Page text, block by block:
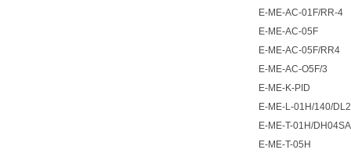
E-ME-AC-01F/RR-4
E-ME-AC-05F
E-ME-AC-05F/RR4
E-ME-AC-O5F/3
E-ME-K-PID
E-ME-L-01H/140/
E-ME-T-01H/DH04SA
E-ME-T-05H